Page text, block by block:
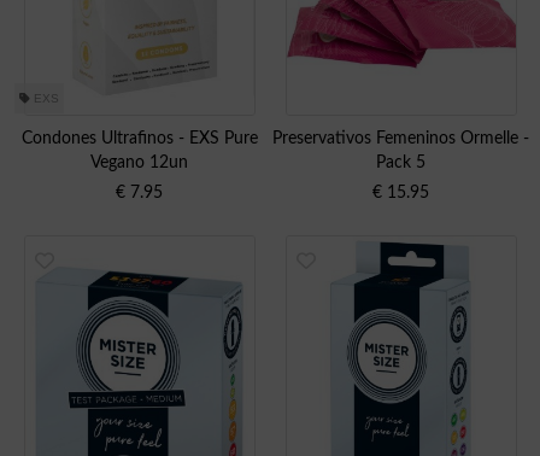
EXS
Condones Ultrafinos - EXS Pure
Vegano 12un
€ 7.95
Preservativos Femeninos Ormelle -
Pack 5
€ 15.95